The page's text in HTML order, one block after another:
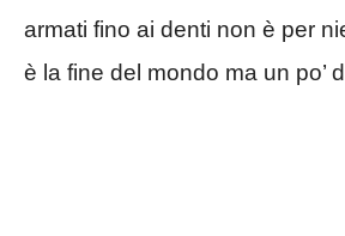
armati fino ai denti non è per
è la fine del mondo ma un po’